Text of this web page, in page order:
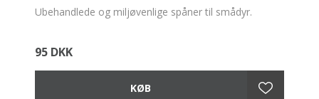
Ubehandlede og miljøvenlige spåner til smådyr.
95 DKK